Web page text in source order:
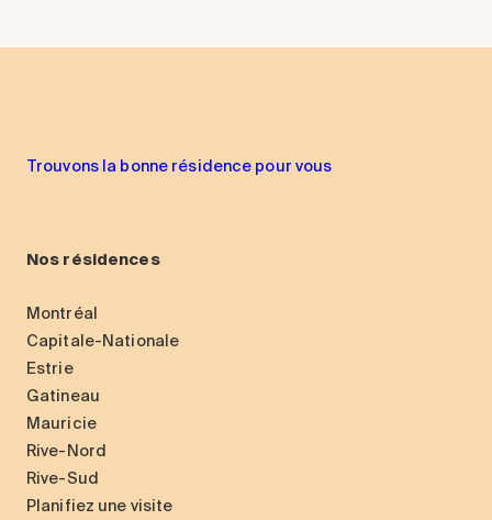
Trouvons la bonne résidence pour vous
Nos résidences
Montréal
Capitale-Nationale
Estrie
Gatineau
Mauricie
Rive-Nord
Rive-Sud
Planifiez une visite